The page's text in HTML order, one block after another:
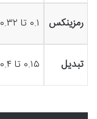
رمزینکس
۰.۱ تا ۰.۳۲
تبدیل
۰.۱۵ تا ۰.۴